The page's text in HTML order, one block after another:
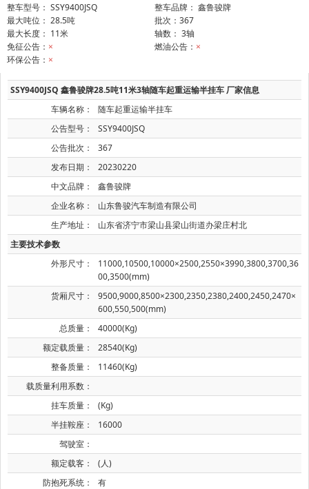
整车型号： SSY9400JSQ
整车品牌： 鑫鲁骏牌
最大吨位： 28.5吨
批次：367
最大长度： 11米
轴数： 3轴
免征公告： × 燃油公告： ×
环保公告： ×
SSY9400JSQ 鑫鲁骏牌28.5吨11米3轴随车起重运输半挂车 厂家信息
车辆名称：
随车起重运输半挂车
公告型号：
SSY9400JSQ
公告批次：
367
发布日期：
20230220
中文品牌：
鑫鲁骏牌
企业名称：
山东鲁骏汽车制造有限公司
生产地址：
山东省济宁市梁山县梁山街道办梁庄村北
主要技术参数
外形尺寸：
11000,10500,10000×2500,2550×3990,3800,3700,36
00,3500(mm)
货厢尺寸：
9500,9000,8500×2300,2350,2380,2400,2450,2470×
600,550,500(mm)
总质量：
40000(Kg)
额定载质量：
28540(Kg)
整备质量：
11460(Kg)
载质量利用系数：
挂车质量：
(Kg)
半挂鞍座：
16000
驾驶室：
额定载客：
(人)
防抱死系统：
有